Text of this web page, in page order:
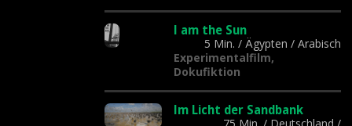
I am the Sun
5 Min. / Ägypten / Arabisch
Experimentalfilm,
Dokufiktion
Im Licht der Sandbank